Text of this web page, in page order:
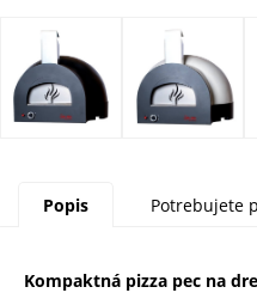
Popis Potrebujete
Kompaktná pizza pec na